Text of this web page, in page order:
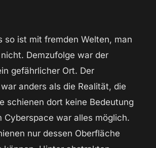
so ist mit fremden Welten, man
Demzufolge war der
gefährlicher Ort. Der
anders als die Realität, die
schienen dort keine Bedeutung
Cyberspace war alles möglich.
nur dessen Oberfläche